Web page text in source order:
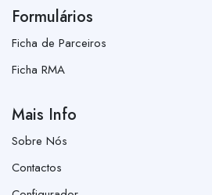
Formulários
Ficha de Parceiros
Ficha RMA
Mais Info
Sobre Nós
Contactos